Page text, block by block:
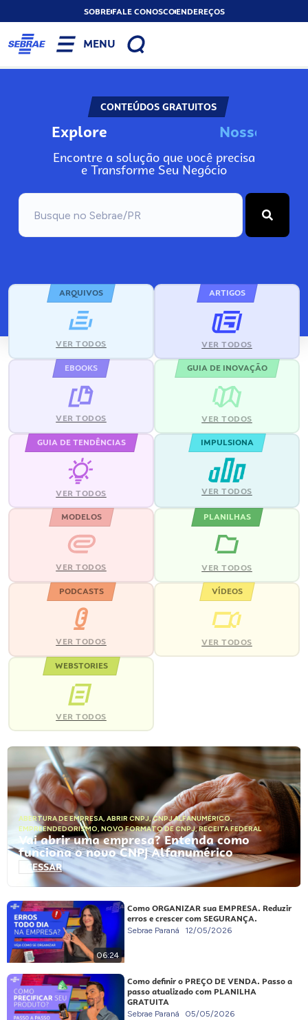
SOBREFALE CONOSCOENDEREÇOS
MENU
CONTEÚDOS GRATUITOS
Explore No
Encontre a solução que você precisa
e Transforme Seu Negócio
ARQUIVOS
VER TODOS
ARTIGOS
VER TODOS
EBOOKS
VER TODOS
GUIA DE INOVAÇÃO
VER TODOS
GUIA DE TENDÊNCIAS
VER TODOS
IMPULSIONA
VER TODOS
MODELOS
VER TODOS
PLANILHAS
VER TODOS
PODCASTS
VER TODOS
VÍDEOS
VER TODOS
WEBSTORIES
VER TODOS
ABERTURA DE EMPRESA, ABRIR CNPJ,CNPJ ALFANUMÉRICO,
EMPREENDEDORISMO, NOVO FORMATO DE CNPJ,RECEITA FEDERAL
Vai abrir uma empresa? Entenda como
funciona o novo CNPJ Alfanumérico
ACESSAR
06:24
Como ORGANIZAR sua EMPRESA. Reduzir
erros e crescer com SEGURANÇA.
Sebrae Paraná 12/05/2026
Como definir o PREÇO DE VENDA. Passo a
passo atualizado com PLANILHA
GRATUITA
Sebrae Paraná 05/05/2026